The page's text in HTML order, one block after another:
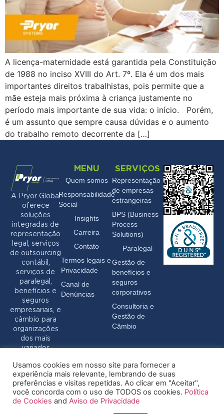
A licença-maternidade está garantida pela Constituição
de 1988 no inciso XVIII do Art. 7º. Ela é um dos mais
importantes direitos trabalhistas, pois permite que a
mãe esteja mais próxima à criança justamente no
período mais importante de sua vida: o início. Porém,
é um assunto que sempre causa dúvidas e o aumento
do trabalho remoto decorrente da […]
A Pryor Global
oferece
soluções
integradas de
representação
legal, serviços
de outsourcing
contábil,
serviços de
paralegal,
benefícios e
seguros
empresariais, e
câmbio para
organizações
dos mais
variados
MENU
Quem somos
Responsabilidade
Social
Insights
Carreira
Contato
Termos legais e
Privacidade
Canal de
Denúncias
SERVIÇOS
Representação
de empresas
estrangeiras
BPS (Business
Process
Solutions)
Paralegal
Gestão de
benefícios e
seguros
corporativos
Consultoria e
Gestão de
Câmbio
Usamos cookies em nosso site para fornecer a
experiência mais relevante, lembrando de suas
preferências e visitas repetidas. Ao clicar em "Aceitar",
você concorda com o uso de TODOS os cookies. Política
de Cookies and Aviso de Privacidade